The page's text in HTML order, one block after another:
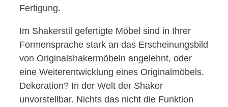
Fertigung.
Im Shakerstil gefertigte Möbel sind in Ihrer
Formensprache stark an das Erscheinungsbild
von Originalshakermöbeln angelehnt, oder
eine Weiterentwicklung eines Originalmöbels.
Dekoration? In der Welt der Shaker
unvorstellbar. Nichts das nicht die Funktion